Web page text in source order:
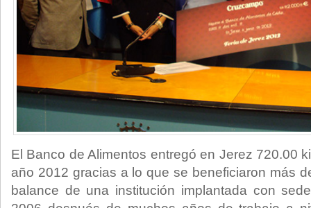
El Banco de Alimentos entregó en Jerez 720.00
año 2012 gracias a lo que se beneficiaron más
balance de una institución implantada con